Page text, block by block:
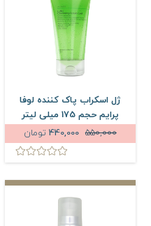
ژل اسکراب پاک کننده لوفا
پرایم حجم 175 میلی لیتر
550,000
440,000 تومان